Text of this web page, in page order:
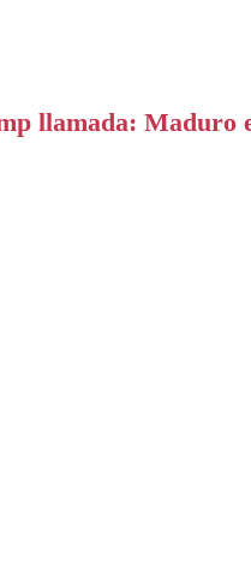
llamada: Maduro